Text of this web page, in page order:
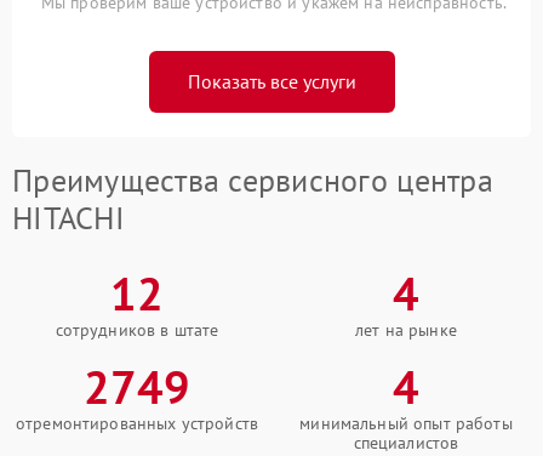
Показать все услуги
Преимущества сервисного центра
HITACHI
12
сотрудников в штате
4
лет на рынке
2749
отремонтированных устройств
4
минимальный опыт работы
специалистов